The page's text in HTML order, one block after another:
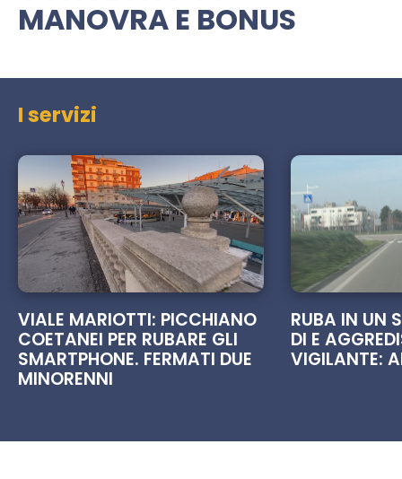
MANOVRA E BONUS
I servizi
VIALE MARIOTTI: PICCHIANO
COETANEI PER RUBARE GLI
SMARTPHONE. FERMATI DUE
MINORENNI
RUBA IN UN
DI E
VIGILANTE: